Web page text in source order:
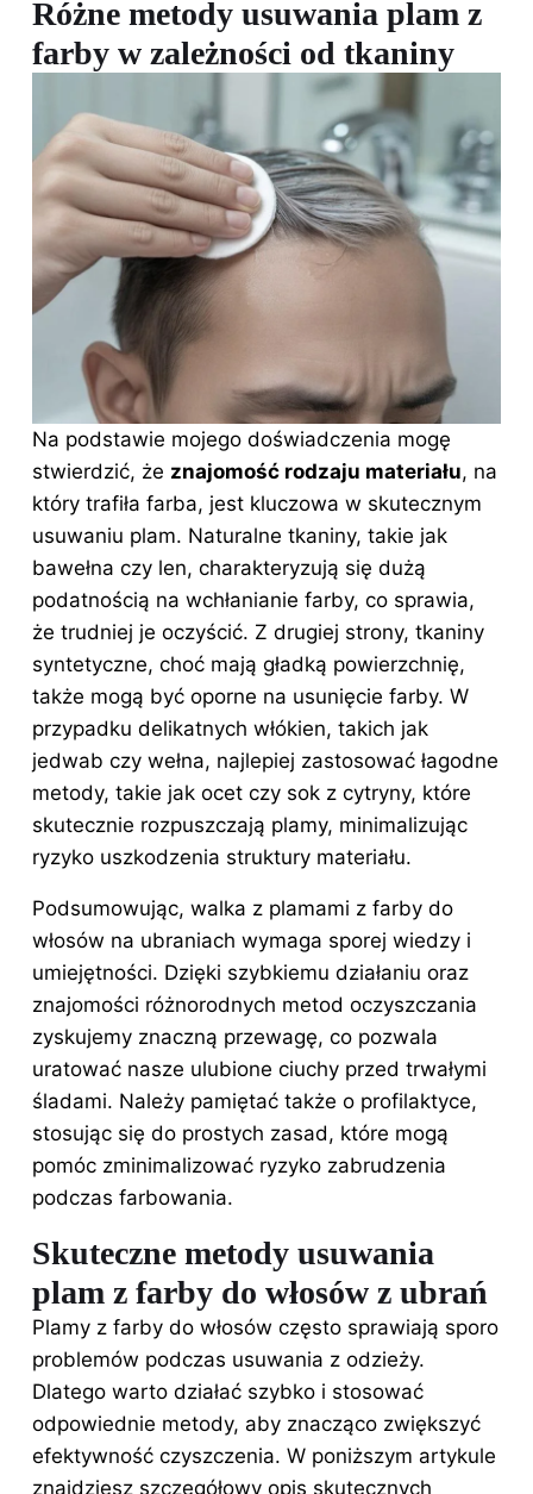
Różne metody usuwania plam z
farby w zależności od tkaniny
Na podstawie mojego doświadczenia mogę
stwierdzić, że znajomość rodzaju materiału, na
który trafiła farba, jest kluczowa w skutecznym
usuwaniu plam. Naturalne tkaniny, takie jak
bawełna czy len, charakteryzują się dużą
podatnością na wchłanianie farby, co sprawia,
że trudniej je oczyścić. Z drugiej strony, tkaniny
syntetyczne, choć mają gładką powierzchnię,
także mogą być oporne na usunięcie farby. W
przypadku delikatnych włókien, takich jak
jedwab czy wełna, najlepiej zastosować łagodne
metody, takie jak ocet czy sok z cytryny, które
skutecznie rozpuszczają plamy, minimalizując
ryzyko uszkodzenia struktury materiału.
Podsumowując, walka z plamami z farby do
włosów na ubraniach wymaga sporej wiedzy i
umiejętności. Dzięki szybkiemu działaniu oraz
znajomości różnorodnych metod oczyszczania
zyskujemy znaczną przewagę, co pozwala
uratować nasze ulubione ciuchy przed trwałymi
śladami. Należy pamiętać także o profilaktyce,
stosując się do prostych zasad, które mogą
pomóc zminimalizować ryzyko zabrudzenia
podczas farbowania.
Skuteczne metody usuwania
plam z farby do włosów z ubrań
Plamy z farby do włosów często sprawiają sporo
problemów podczas usuwania z odzieży.
Dlatego warto działać szybko i stosować
odpowiednie metody, aby znacząco zwiększyć
efektywność czyszczenia. W poniższym artykule
znajdziesz szczegółowy opis skutecznych